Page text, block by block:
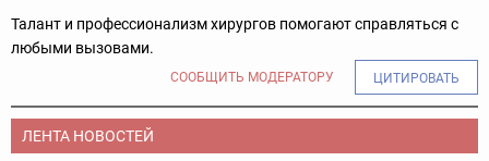
Талант и профессионализм хирургов помогают справляться с
любыми вызовами.
СООБЩИТЬ МОДЕРАТОРУ ЦИТИРОВАТЬ
ЛЕНТА НОВОСТЕЙ